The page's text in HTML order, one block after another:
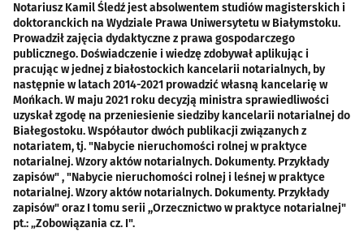
Notariusz Kamil Śledź jest absolwentem studiów magisterskich i
doktoranckich na Wydziale Prawa Uniwersytetu w Białymstoku.
Prowadził zajęcia dydaktyczne z prawa gospodarczego
publicznego. Doświadczenie i wiedzę zdobywał aplikując i
pracując w jednej z białostockich kancelarii notarialnych, by
następnie w latach 2014-2021 prowadzić własną kancelarię w
Mońkach. W maju 2021 roku decyzją ministra sprawiedliwości
uzyskał zgodę na przeniesienie siedziby kancelarii notarialnej do
Białegostoku. Współautor dwóch publikacji związanych z
notariatem, tj. "Nabycie nieruchomości rolnej w praktyce
notarialnej. Wzory aktów notarialnych. Dokumenty. Przykłady
zapisów" , "Nabycie nieruchomości rolnej i leśnej w praktyce
notarialnej. Wzory aktów notarialnych. Dokumenty. Przykłady
zapisów" oraz I tomu serii ,,Orzecznictwo w praktyce notarialnej"
pt.: „Zobowiązania cz. I".